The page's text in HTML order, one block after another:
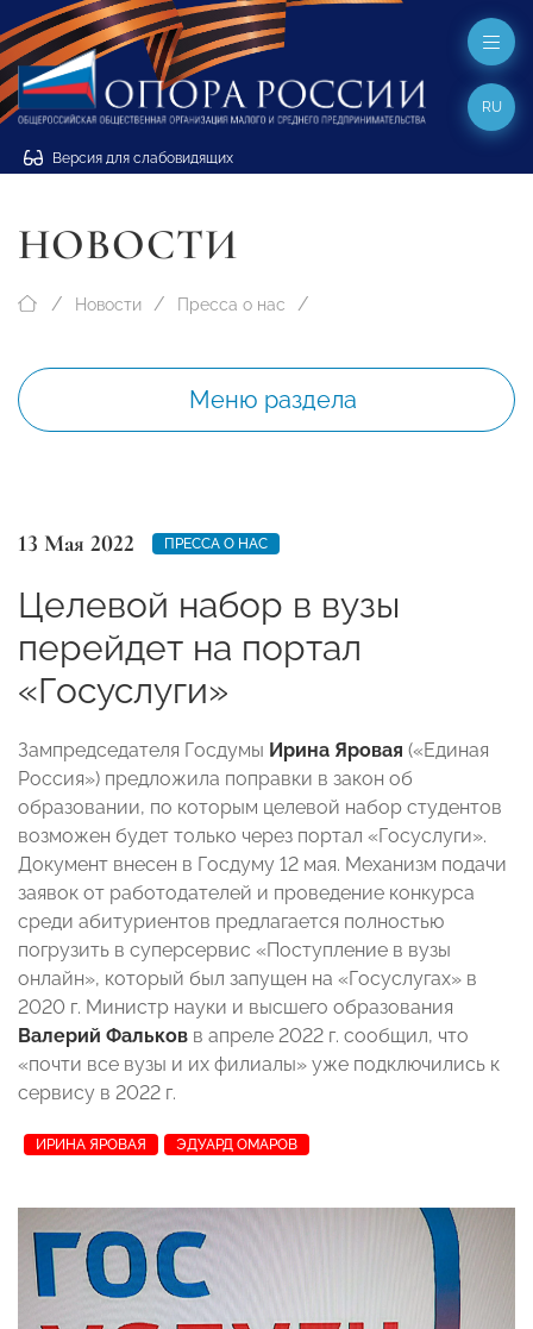
Версия для слабовидящих
RU
НОВОСТИ
Новости Пресса о нас
Меню раздела
13 Мая 2022 ПРЕССА О НАС
Целевой набор в вузы
перейдет на портал
«Госуслуги»
Зампредседателя Госдумы Ирина Яровая («Единая
Россия») предложила поправки в закон об
образовании, по которым целевой набор студентов
возможен будет только через портал «Госуслуги».
Документ внесен в Госдуму 12 мая. Механизм подачи
заявок от работодателей и проведение конкурса
среди абитуриентов предлагается полностью
погрузить в суперсервис «Поступление в вузы
онлайн», который был запущен на «Госуслугах» в
2020 г. Министр науки и высшего образования
Валерий Фальков в апреле 2022 г. сообщил, что
«почти все вузы и их филиалы» уже подключились к
сервису в 2022 г.
ИРИНА ЯРОВАЯ ЭДУАРД ОМАРОВ